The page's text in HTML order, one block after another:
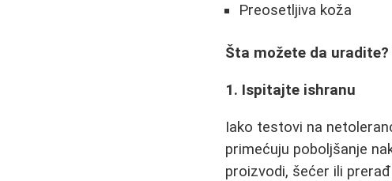
Preosetljiva koža
Šta možete da uradite?
1. Ispitajte ishranu
Iako testovi na
primećuju poboljšanje
proizvodi, šećer ili